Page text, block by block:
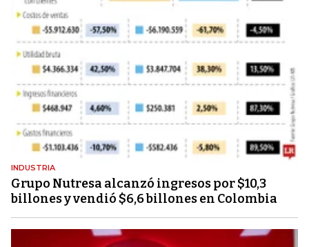
INDUSTRIA
Grupo Nutresa alcanzó ingresos por $10,3
billones y vendió $6,6 billones en Colombia